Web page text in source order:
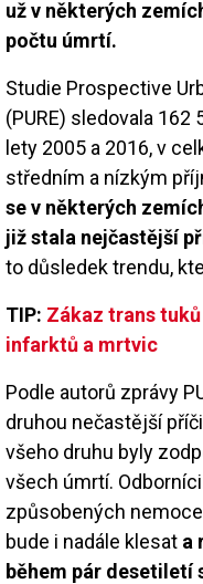
už v některých
počtu úmrtí.
Studie Prospective
(PURE) sledovala 162
lety 2005 a 2016, v
středním a nízkým
se v některých
již stala nejčastější
to důsledek trendu,
TIP: Zákaz trans
infarktů a mrtvic
Podle autorů zprávy
druhou nečastější
všeho druhu byly
všech úmrtí.
způsobených
bude i nadále klesat a
během pár desetiletí